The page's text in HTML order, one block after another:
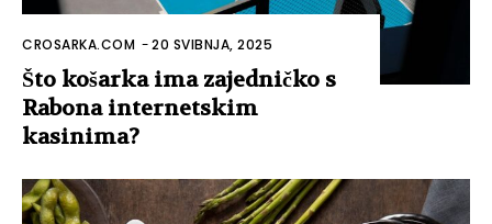
CROSARKA.COM -20 SVIBNJA, 2025
Što košarka ima zajedničko s
Rabona internetskim
kasinima?